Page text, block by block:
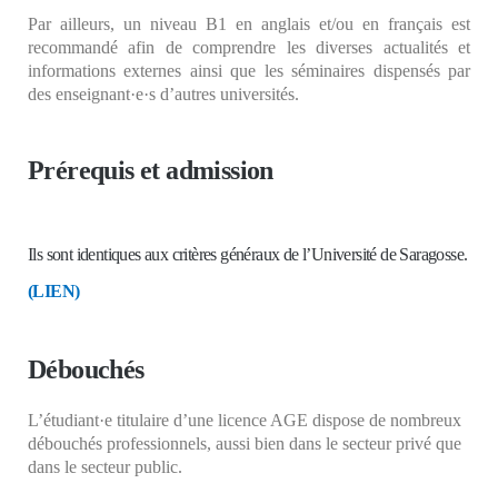
Par ailleurs, un niveau B1 en anglais et/ou en français est
recommandé afin de comprendre les diverses actualités et
informations externes ainsi que les séminaires dispensés par
des enseignant·e·s d’autres universités.
Prérequis et admission
Ils sont identiques aux critères généraux de l’Université de Saragosse.
(LIEN)
Débouchés
L’étudiant·e titulaire d’une licence AGE dispose de nombreux
débouchés professionnels, aussi bien dans le secteur privé que
dans le secteur public.